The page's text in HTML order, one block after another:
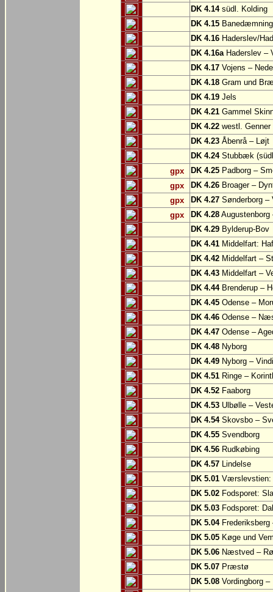
DK 4.14südl. Kolding
DK 4.15
DK 4.16 Haderslev/
DK 4.16aHaderslev –
DK 4.17 Vojens –
DK 4.18 Gram und
DK 4.19 Jels
DK 4.21 Gammel
DK 4.22 westl. Genner
DK 4.23 Åbenrå – Løjt
DK 4.24Stubbæk
gpx
DK 4.25 Padborg –
gpx
DK 4.26 Broager –
gpx
DK 4.27 Sønderborg –
gpx
DK 4.28 Augustenborg
DK 4.29 Bylderup-Bov
DK 4.41 Middelfart:
DK 4.42 Middelfart –
DK 4.43 Middelfart –
DK 4.44Brenderup –
DK 4.45 Odense –
DK 4.46 Odense –
DK 4.47 Odense –
DK 4.48 Nyborg
DK 4.49 Nyborg –
DK 4.51 Ringe –
DK 4.52 Faaborg
DK 4.53 Ulbølle –
DK 4.54Skovsbo –
DK 4.55 Svendborg
DK 4.56 Rudkøbing
DK 4.57 Lindelse
DK 5.01
DK 5.02 Fodsporet:
DK 5.03 Fodsporet:
DK 5.04Frederiksberg
DK 5.05 Køge und
DK 5.06 Næstved –
DK 5.07 Præstø
DK 5.08 Vordingborg –